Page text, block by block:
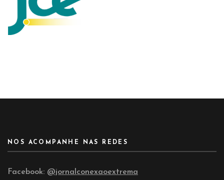
NOS ACOMPANHE NAS REDES
Facebook: @jornalconexaoextrema